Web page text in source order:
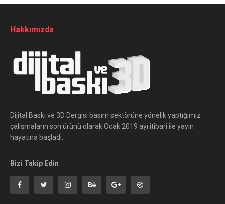
Hakkımızda
Dijital Baskı ve 3D Dergisi basım sektörüne yönelik yaptığımız
çalışmaların son ürünü olarak Ocak 2019 ayı itibari ile yayın
hayatına başladı.
Bizi Takip Edin